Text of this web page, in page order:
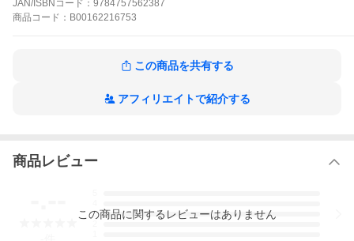
JAN/ISBNコード： 9784757562387
商品 コード： B00162216753
この商品を共有する
アフィリエイトで紹介する
商品レビュー
3
この商品に関するレビューはありません